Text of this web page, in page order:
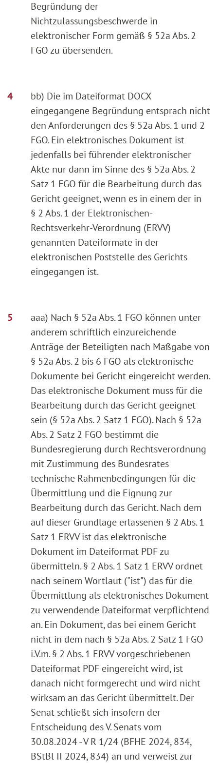
Begründung der
Nichtzulassungsbeschwerde in
elektronischer Form gemäß § 52a Abs. 2
FGO zu übersenden.
bb) Die im Dateiformat DOCX
eingegangene Begründung entsprach nicht
den Anforderungen des § 52a Abs. 1 und 2
FGO. Ein elektronisches Dokument ist
jedenfalls bei führender elektronischer
Akte nur dann im Sinne des § 52a Abs. 2
Satz 1 FGO für die Bearbeitung durch das
Gericht geeignet, wenn es in einem der in
§ 2 Abs. 1 der Elektronischen-
Rechtsverkehr-Verordnung (ERVV)
genannten Dateiformate in der
elektronischen Poststelle des Gerichts
eingegangen ist.
aaa) Nach § 52a Abs. 1 FGO können unter
anderem schriftlich einzureichende
Anträge der Beteiligten nach Maßgabe von
§ 52a Abs. 2 bis 6 FGO als elektronische
Dokumente bei Gericht eingereicht werden.
Das elektronische Dokument muss für die
Bearbeitung durch das Gericht geeignet
sein (§ 52a Abs. 2 Satz 1 FGO). Nach § 52a
Abs. 2 Satz 2 FGO bestimmt die
Bundesregierung durch Rechtsverordnung
mit Zustimmung des Bundesrates
technische Rahmenbedingungen für die
Übermittlung und die Eignung zur
Bearbeitung durch das Gericht. Nach dem
auf dieser Grundlage erlassenen § 2 Abs. 1
Satz 1 ERVV ist das elektronische
Dokument im Dateiformat PDF zu
übermitteln. § 2 Abs. 1 Satz 1 ERVV ordnet
nach seinem Wortlaut ("ist") das für die
Übermittlung als elektronisches Dokument
zu verwendende Dateiformat verpflichtend
an. Ein Dokument, das bei einem Gericht
nicht in dem nach § 52a Abs. 2 Satz 1 FGO
i.V.m. § 2 Abs. 1 ERVV vorgeschriebenen
Dateiformat PDF eingereicht wird, ist
danach nicht formgerecht und wird nicht
wirksam an das Gericht übermittelt. Der
Senat schließt sich insofern der
Entscheidung des V. Senats vom
30.08.2024 - V R 1/24 (BFHE 2024, 834,
BStBl II 2024, 834) an und verweist zur